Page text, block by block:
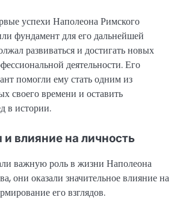
успехи Наполеона Римского
фундамент для его дальнейшей
развиваться и достигать новых
деятельности. Его
помогли ему стать одним из
своего времени и оставить
в истории.
влияние на личность
важную роль в жизни Наполеона
они оказали значительное влияние на
его взглядов.